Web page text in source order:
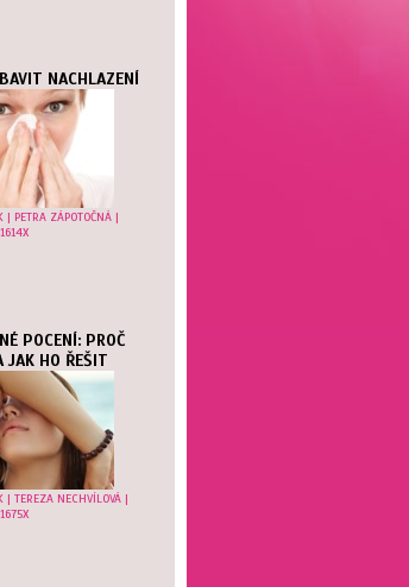
NACHLAZENÍ
| PETRA ZÁPOTOČNÁ |
POCENÍ: PROČ
JAK HO ŘEŠIT
| TEREZA NECHVÍLOVÁ |